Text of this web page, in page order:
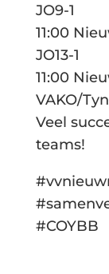
JO9-1
11:00
JO13-1
11:00
VAKO/
Veel
teams!
#COYBB